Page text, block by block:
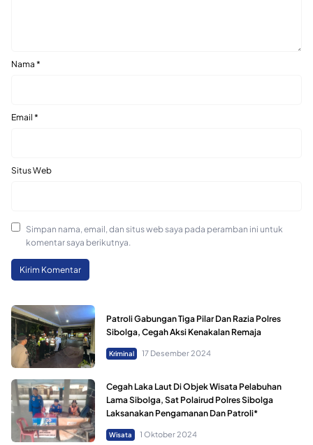
Nama *
Email *
Situs Web
Simpan nama, email, dan situs web saya pada peramban ini untuk
komentar saya berikutnya.
Patroli Gabungan Tiga Pilar Dan Razia Polres
Sibolga, Cegah Aksi Kenakalan Remaja
Kriminal 17 Desember 2024
Cegah Laka Laut Di Objek Wisata Pelabuhan
Lama Sibolga, Sat Polairud Polres Sibolga
Laksanakan Pengamanan Dan Patroli*
Wisata 1 Oktober 2024